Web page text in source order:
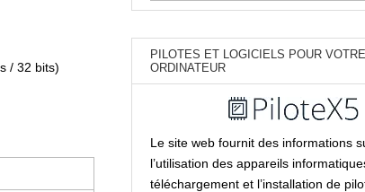
/ 32 bits)
PILOTES ET LOGICIELS POUR VOTRE
ORDINATEUR
Le site web fournit des informations
l’utilisation des appareils
téléchargement et l’installation de